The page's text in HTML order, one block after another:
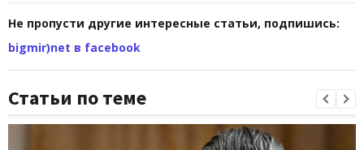
Не пропусти другие интересные статьи, подпишись:
bigmir)net в facebook
Статьи по теме